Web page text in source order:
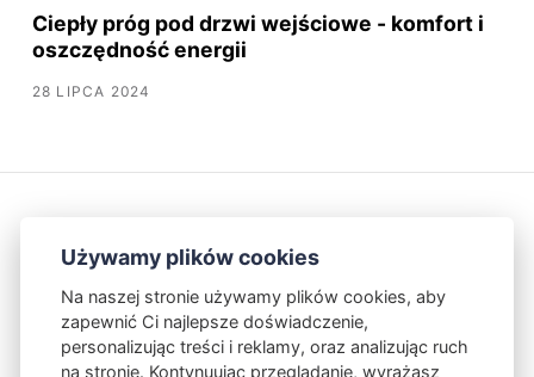
Ciepły próg pod drzwi wejściowe - komfort i
oszczędność energii
28 LIPCA 2024
Kontakt Polityka Prywatności
Używamy plików cookies
Na naszej stronie używamy plików cookies, aby
zapewnić Ci najlepsze doświadczenie,
personalizując treści i reklamy, oraz analizując ruch
na stronie. Kontynuując przeglądanie, wyrażasz